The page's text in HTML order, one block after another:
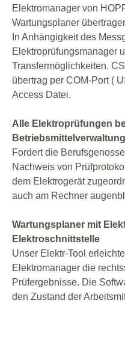
Elektromanager von
Wartungsplaner
In Anhängigkeit des
Elektroprüfungsmanager
Transfermöglichkeiten.
übertrag per COM-Port (
Access Datei.
Alle Elektroprüfungen
Betriebsmittelverwaltung
Fordert die
Nachweis von
dem Elektrogerät
auch am Rechner
Wartungsplaner mit
Elektroschnittstelle
Unser Elektr-Tool
Elektromanager die
Prüfergebnisse. Die
den Zustand der